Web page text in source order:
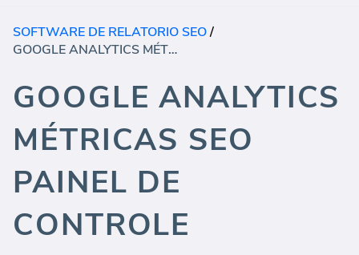
SOFTWARE DE RELATORIO SEO/
GOOGLE ANALYTICS MÉTRICAS SEO PAINEL DE CONTROLE
GOOGLE ANALYTICS
MÉTRICAS SEO
PAINEL DE
CONTROLE